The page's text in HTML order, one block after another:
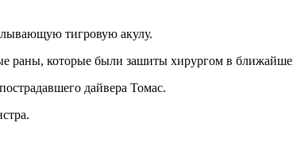
тигровую акулу.
раны, которые были зашиты хирургом в
дайвера Томас.